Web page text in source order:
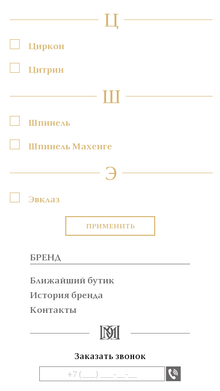
Ц
Циркон
Цитрин
Ш
Шпинель
Шпинель Махенге
Э
Эвклаз
ПРИМЕНИТЬ
БРЕНД
Ближайший бутик
История бренда
Контакты
Заказать звонок